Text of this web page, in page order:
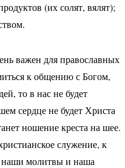
(их солят, вялят);
важен для православных
к общению с Богом,
то в нас не будет
сердце не будет Христа
ношение креста на шее.
служение, к
наши молитвы и наша